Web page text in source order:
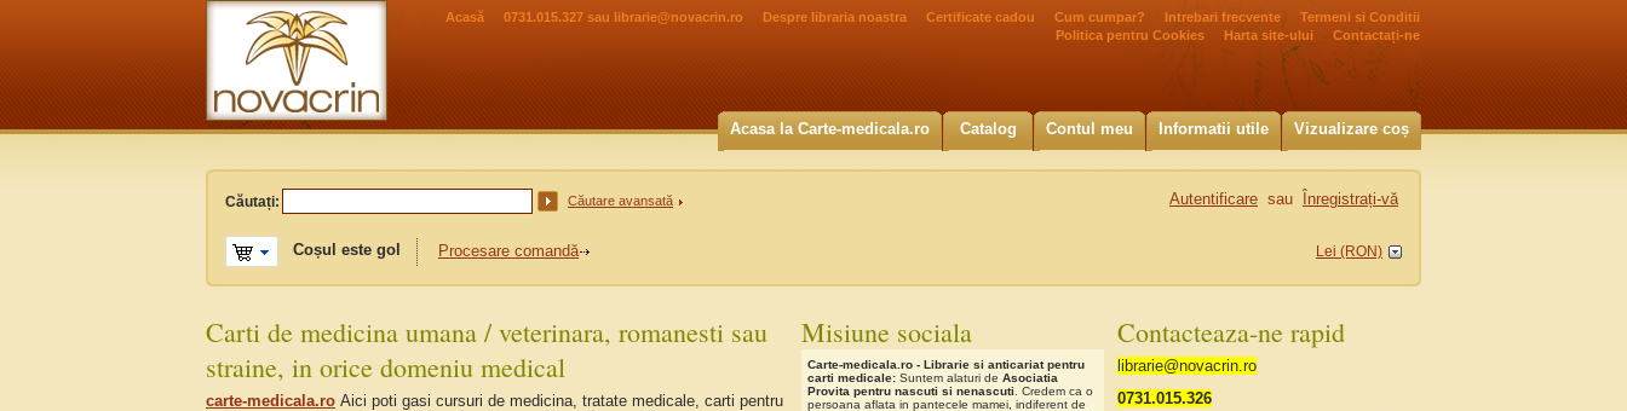
Acasă 0731.015.327 sau librarie@novacrin.ro Despre libraria noastra Certificate cadou Cum cumpar? Intrebari frecvente
Termeni si Conditii
Politica pentru Cookies
Harta site-ului Contactați-ne
Acasa la Carte-medicala.ro Catalog Contul meu Informatii utile Vizualizare coș
Autentificare sau Înregistrați-vă
Căutați: Căutare avansată
Coșul este gol Procesare comandă Lei (RON)
Carti de medicina umana / veterinara, romanesti sau
straine, in orice domeniu medical
carte-medicala.ro Aici poti gasi cursuri de medicina, tratate medicale, carti pentru
Misiune sociala
Carte-medicala.ro - Librarie si anticariat pentru
carti medicale: Suntem alaturi de Asociatia
Provita pentru nascuti si nenascuti . Credem ca o
persoana aflata in pantecele mamei, indiferent de
Contacteaza-ne rapid
librarie@novacrin.ro
0731.015.326